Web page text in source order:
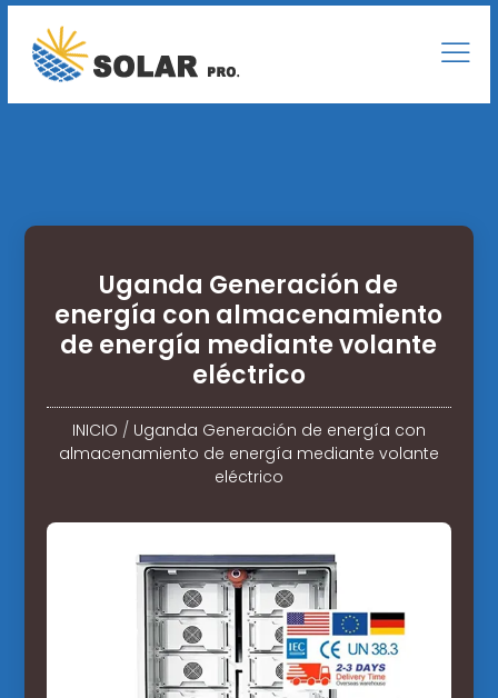
Uganda Generación de
energía con almacenamiento
de energía mediante volante
eléctrico
INICIO / Uganda Generación de energía con
almacenamiento de energía mediante volante
eléctrico